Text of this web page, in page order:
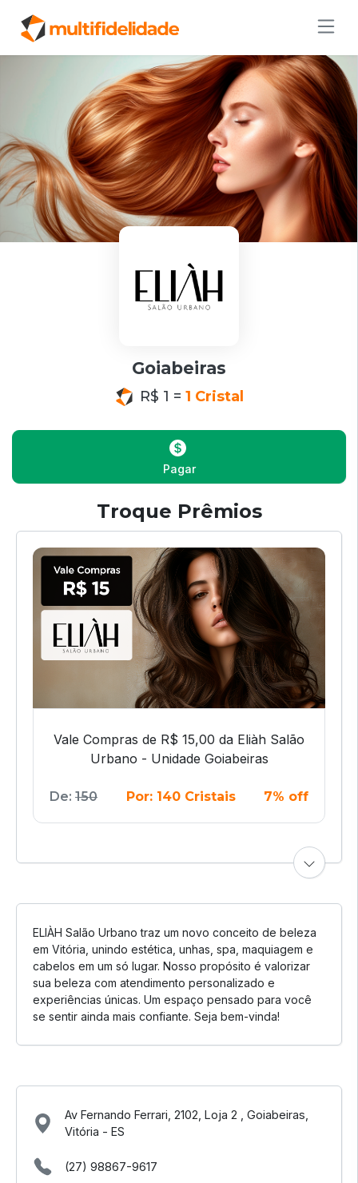
Goiabeiras
R$ 1 = 1 Cristal
Pagar
Troque Prêmios
Vale Compras de R$ 15,00 da Eliàh Salão
Urbano - Unidade Goiabeiras
De: 150 Por: 140 Cristais 7% off
ELIÀH Salão Urbano traz um novo conceito de beleza
em Vitória, unindo estética, unhas, spa, maquiagem e
cabelos em um só lugar. Nosso propósito é valorizar
sua beleza com atendimento personalizado e
experiências únicas. Um espaço pensado para você
se sentir ainda mais confiante. Seja bem-vinda!
Av Fernando Ferrari, 2102, Loja 2 , Goiabeiras,
Vitória - ES
(27) 98867-9617